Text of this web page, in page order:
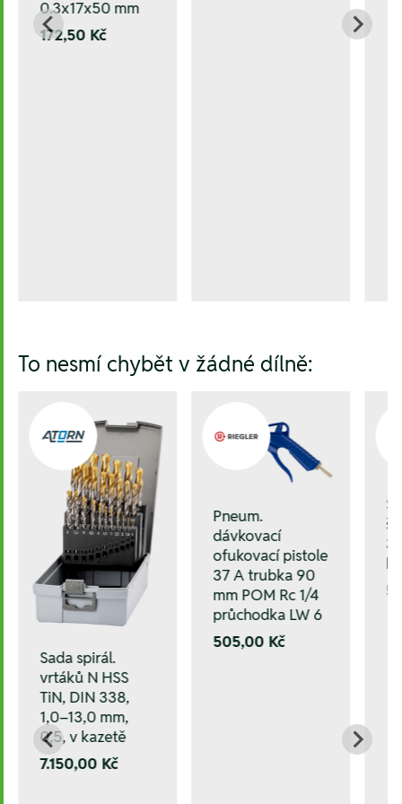
0.3x17x50 mm
172,50 Kč
To nesmí chybět v žádné dílně:
Sada spirál.
vrtáků N HSS
TiN, DIN 338,
1,0–13,0 mm,
0,5, v kazetě
7.150,00 Kč
Pneum.
dávkovací
ofukovací pistole
37 A trubka 90
mm POM Rc 1/4
průchodka LW 6
505,00 Kč
3